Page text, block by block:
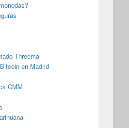
Threema
en Madrid
CMM